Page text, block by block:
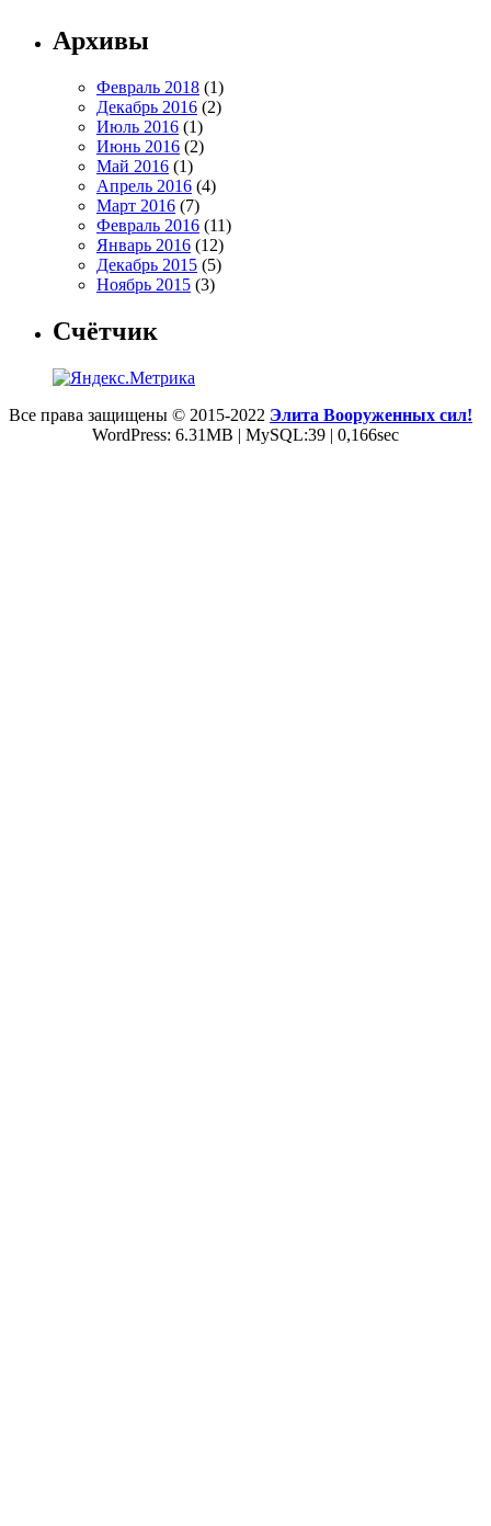
Архивы
Февраль 2018 (1)
Декабрь 2016 (2)
Июль 2016 (1)
Июнь 2016 (2)
Май 2016 (1)
Апрель 2016 (4)
Март 2016 (7)
Февраль 2016 (11)
Январь 2016 (12)
Декабрь 2015 (5)
Ноябрь 2015 (3)
Счётчик
Все права защищены © 2015-2022 Элита Вооруженных сил!
WordPress: 6.31MB | MySQL:39 | 0,166sec